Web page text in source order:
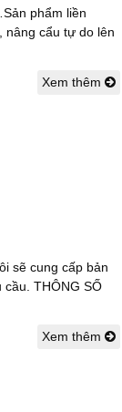
phẩm liền
nâng cẩu tự do lên
Xem thêm
sẽ cung cấp bản
cầu. THÔNG SỐ
Xem thêm